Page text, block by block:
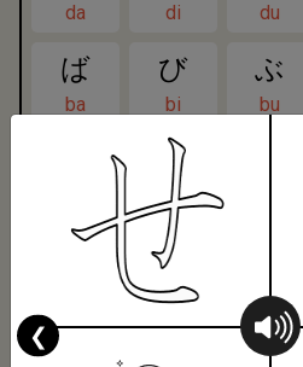
da di du
ば
ba
び
bi
ぶ
bu
ぴ
pi
きゃ
kya
しゅ
❮